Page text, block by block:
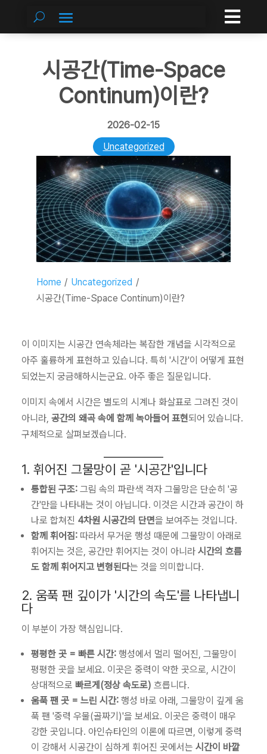

시공간(Time-Space
Continum)이란?
2026-02-15
Uncategorized
Home / Uncategorized /
시공간(Time-Space Continum)이란?
이 이미지는 시공간 연속체라는 복잡한 개념을 시각적으로
아주 훌륭하게 표현하고 있습니다. 특히 '시간'이 어떻게 표현
되었는지 궁금해하시는군요. 아주 좋은 질문입니다.
이미지 속에서 시간은 별도의 시계나 화살표로 그려진 것이
아니라, 공간의 왜곡 속에 함께 녹아들어 표현되어 있습니다.
구체적으로 살펴보겠습니다.
1. 휘어진 그물망이 곧 '시공간'입니다
통합된 구조: 그림 속의 파란색 격자 그물망은 단순히 '공
간'만을 나타내는 것이 아닙니다. 이것은 시간과 공간이 하
나로 합쳐진 4차원 시공간의 단면을 보여주는 것입니다.
함께 휘어짐: 따라서 무거운 행성 때문에 그물망이 아래로
휘어지는 것은, 공간만 휘어지는 것이 아니라 시간의 흐름
도 함께 휘어지고 변형된다는 것을 의미합니다.
2. 움푹 팬 깊이가 '시간의 속도'를 나타냅니
다
이 부분이 가장 핵심입니다.
평평한 곳 = 빠른 시간: 행성에서 멀리 떨어진, 그물망이
평평한 곳을 보세요. 이곳은 중력이 약한 곳으로, 시간이
상대적으로 빠르게(정상 속도로) 흐릅니다.
움푹 팬 곳 = 느린 시간: 행성 바로 아래, 그물망이 깊게 움
푹 팬 '중력 우물(골짜기)'을 보세요. 이곳은 중력이 매우
강한 곳입니다. 아인슈타인의 이론에 따르면, 이렇게 중력
이 강해서 시공간이 심하게 휘어진 곳에서는 시간이 바깥